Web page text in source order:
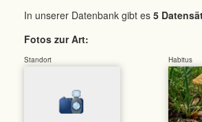
In unserer Datenbank gibt es 5
Fotos zur Art:
Standort Habitus